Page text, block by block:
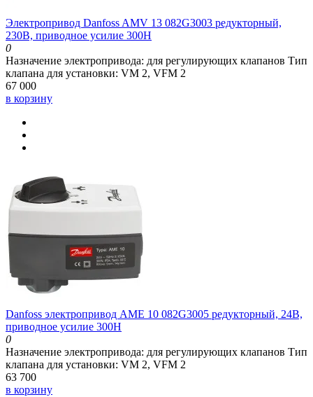
Электропривод Danfoss AMV 13 082G3003 редукторный,
230В, приводное усилие 300Н
0
Назначение электропривода: для регулирующих клапанов Тип
клапана для установки: VM 2, VFM 2
67 000
в корзину
Danfoss электропривод AME 10 082G3005 редукторный, 24В,
приводное усилие 300Н
0
Назначение электропривода: для регулирующих клапанов Тип
клапана для установки: VM 2, VFM 2
63 700
в корзину